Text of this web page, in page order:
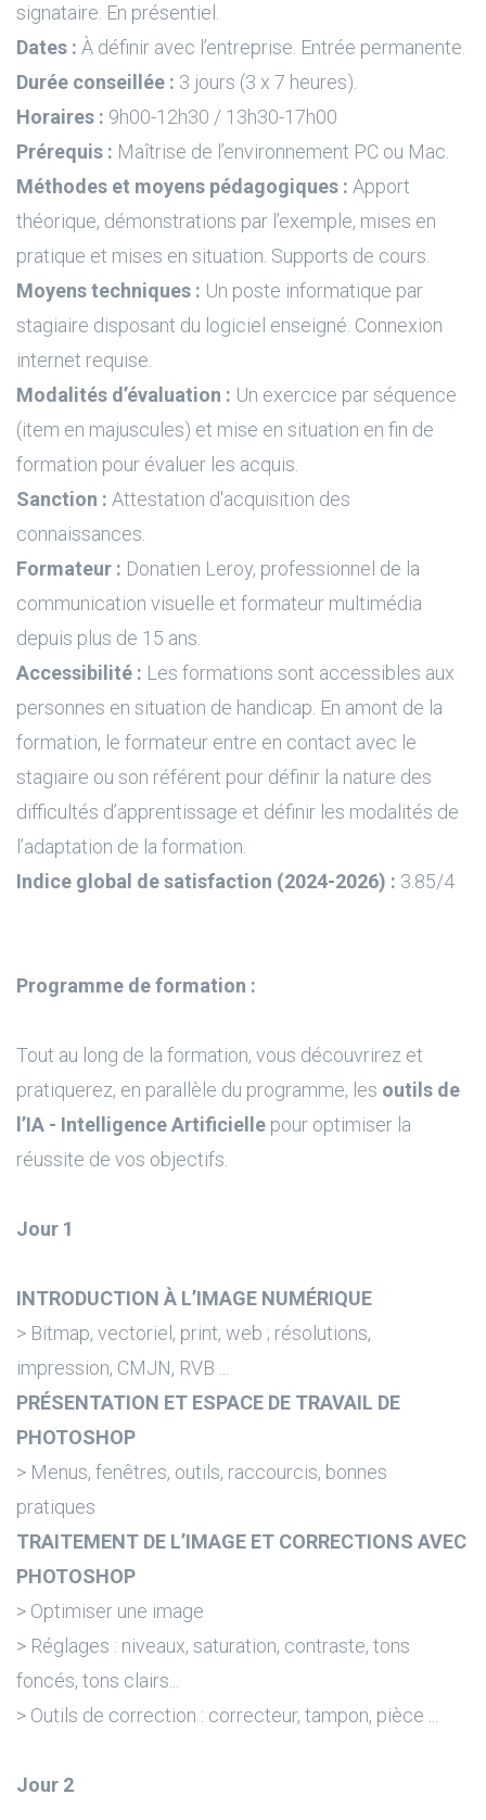
signataire. En présentiel.
Dates : À définir avec l’entreprise. Entrée permanente.
Durée conseillée : 3 jours (3 x 7 heures).
Horaires : 9h00-12h30 / 13h30-17h00
Prérequis : Maîtrise de l’environnement PC ou Mac.
Méthodes et moyens pédagogiques : Apport
théorique, démonstrations par l’exemple, mises en
pratique et mises en situation. Supports de cours.
Moyens techniques : Un poste informatique par
stagiaire disposant du logiciel enseigné. Connexion
internet requise.
Modalités d’évaluation : Un exercice par séquence
(item en majuscules) et mise en situation en fin de
formation pour évaluer les acquis.
Sanction : Attestation d'acquisition des
connaissances.
Formateur : Donatien Leroy, professionnel de la
communication visuelle et formateur multimédia
depuis plus de 15 ans.
Accessibilité : Les formations sont accessibles aux
personnes en situation de handicap. En amont de la
formation, le formateur entre en contact avec le
stagiaire ou son référent pour définir la nature des
difficultés d’apprentissage et définir les modalités de
l’adaptation de la formation.
Indice global de satisfaction (2024-2026) : 3.85/4
Programme de formation :
Tout au long de la formation, vous découvrirez et
pratiquerez, en parallèle du programme, les outils de
l’IA - Intelligence Artificielle pour optimiser la
réussite de vos objectifs.
Jour 1
INTRODUCTION À L’IMAGE NUMÉRIQUE
> Bitmap, vectoriel, print, web ; résolutions,
impression, CMJN, RVB ...
PRÉSENTATION ET ESPACE DE TRAVAIL DE
PHOTOSHOP
> Menus, fenêtres, outils, raccourcis, bonnes
pratiques
TRAITEMENT DE L’IMAGE ET CORRECTIONS AVEC
PHOTOSHOP
> Optimiser une image
> Réglages : niveaux, saturation, contraste, tons
foncés, tons clairs...
> Outils de correction : correcteur, tampon, pièce ...
Jour 2